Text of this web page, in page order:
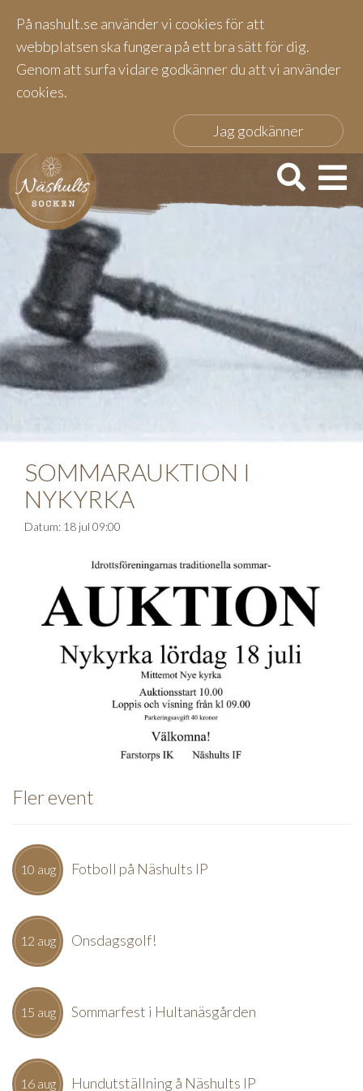
På nashult.se använder vi cookies för att
webbplatsen ska fungera på ett bra sätt för dig.
Genom att surfa vidare godkänner du att vi använder
cookies.
Jag godkänner
Fler event
10 aug Fotboll på Näshults IP
12 aug Onsdagsgolf!
15 aug Sommarfest i Hultanäsgården
16 aug Hundutställning å Näshults IP
SOMMARAUKTION I
NYKYRKA
Datum: 18 jul 09:00